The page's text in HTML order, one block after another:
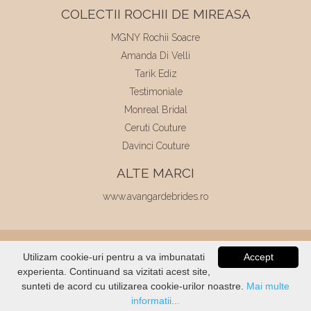
COLECTII ROCHII DE MIREASA
MGNY Rochii Soacre
Amanda Di Velli
Tarik Ediz
Testimoniale
Monreal Bridal
Ceruti Couture
Davinci Couture
ALTE MARCI
www.avangardebrides.ro
© 2026Elite Mariaj | Toate drepturile
rezervate
Dezvoltat de Voitin.com
STOC
Accept
Utilizam cookie-uri pentru a va imbunatati
experienta. Continuand sa vizitati acest site,
sunteti de acord cu utilizarea cookie-urilor noastre. Mai multe
informatii...